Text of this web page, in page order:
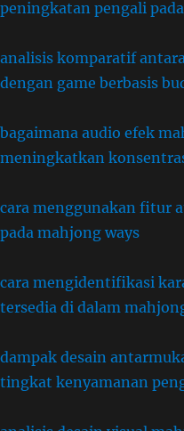
peningkatan pengali
analisis komparatif
dengan game berbasis
bagaimana audio efek
meningkatkan
cara menggunakan fitur
pada mahjong ways
cara mengidentifikasi
tersedia di dalam
dampak desain
tingkat kenyamanan